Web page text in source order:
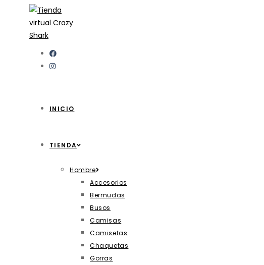
INICIO
TIENDA
Hombre
Accesorios
Bermudas
Busos
Camisas
Camisetas
Chaquetas
Gorras